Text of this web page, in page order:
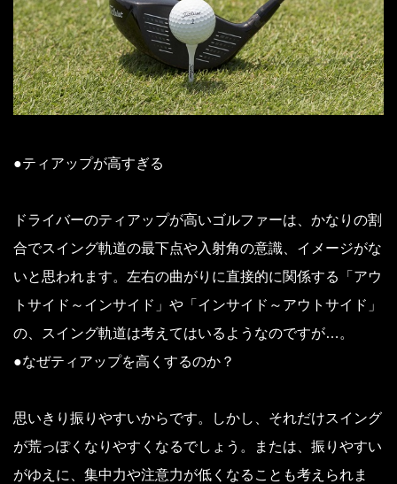
●ティアップが高すぎる
ドライバーのティアップが高いゴルファーは、かなりの割
合でスイング軌道の最下点や入射角の意識、イメージがな
いと思われます。左右の曲がりに直接的に関係する「アウ
トサイド～インサイド」や「インサイド～アウトサイド」
の、スイング軌道は考えてはいるようなのですが…。
●なぜティアップを高くするのか？
思いきり振りやすいからです。しかし、それだけスイング
が荒っぽくなりやすくなるでしょう。または、振りやすい
がゆえに、集中力や注意力が低くなることも考えられま